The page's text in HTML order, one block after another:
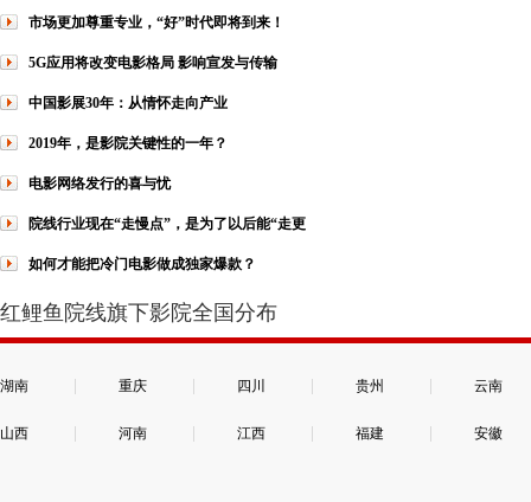
市场更加尊重专业，“好”时代即将到来！
5G应用将改变电影格局 影响宣发与传输
中国影展30年：从情怀走向产业
2019年，是影院关键性的一年？
电影网络发行的喜与忧
院线行业现在“走慢点”，是为了以后能“走更
如何才能把冷门电影做成独家爆款？
红鲤鱼院线旗下影院全国分布
湖南 重庆 四川 贵州 云南
山西 河南 江西 福建 安徽